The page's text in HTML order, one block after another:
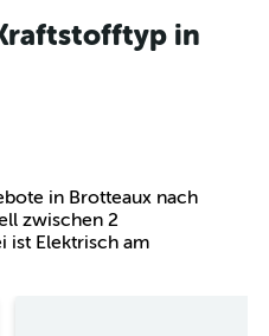
in
in Brotteaux nach
zwischen 2
ist Elektrisch am